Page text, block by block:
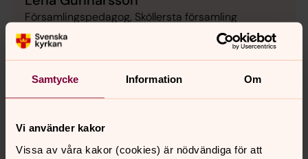
Samtycke Information Om
Vi använder kakor
Vissa av våra kakor (cookies) är nödvändiga för att
Församlingspedagog, Sköllersta församling
Mobil:0702519982
E-post:lena.gunnarsson2@svenskakyrkan.se
Mer om Lena Gunnarsson